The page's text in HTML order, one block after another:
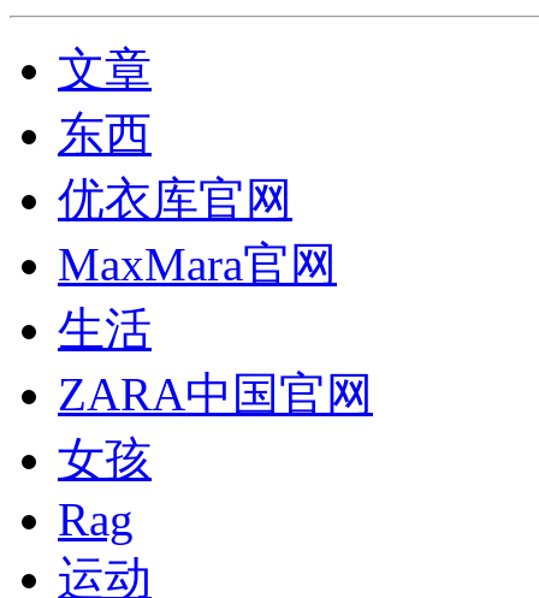
文章
东西
优衣库官网
MaxMara官网
生活
ZARA中国官网
女孩
Rag
运动